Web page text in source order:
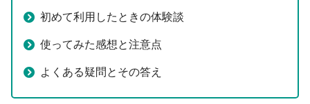
初めて利用したときの体験談
使ってみた感想と注意点
よくある疑問とその答え